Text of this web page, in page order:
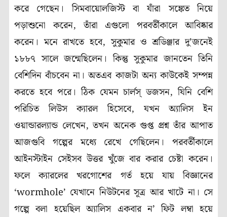
করে গেছেন। সিমবায়োলজিস্ট বা যাঁরা সঙ্কেত নিয়ে
পড়াশুনো করেন, তাঁরা এগুলো পরবর্তীকালে আবিষ্কার
করেন। মনে রাখতে হবে, সুকুমার ও শ্রডিঞ্জার দু’জনেই
১৮৮৭ সালে জন্মেছিলেন। কিন্তু সুকুমার জানতেন তিনি
বেশিদিন বাঁচবেন না। অতএব কাজটা অন্য কাউকেই সম্পন্ন
করতে হবে পরে। ঠিক যেমন চার্লস্‌ ডজসন, যিনি বেশি
পরিচিত লিউস ক্যারল হিসেবে, যখন অ্যালিস ইন
ওয়ান্ডারল্যান্ড লেখেন, তখন অনেক গুপ্ত প্রশ্ন তাঁর আপাত
আজগুবি গল্পের মধ্যে রেখে গেছিলেন। পরবর্তীকালে
আইনস্টাইন সেইসব উত্তর খুঁজে বার করার চেষ্টা করেন।
ফলে ক্যারলের খরগোশের গর্ত হয়ে যায় বিজ্ঞানের
‘wormhole’ যেখানে নিউটনের সূত্র আর খাটে না। সে
গল্পে বলা হয়েছিল অ্যালিস একবার ন’ ফিট লম্বা হয়ে